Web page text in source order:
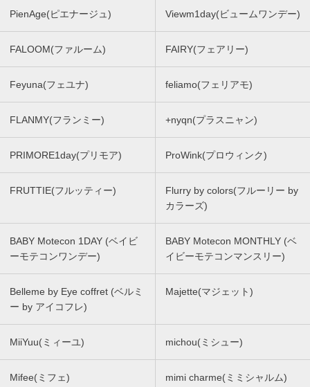
PienAge(ピエナージュ) Viewm1day(ビュームワンデー)
FALOOM(ファルーム) FAIRY(フェアリー)
Feyuna(フェユナ) feliamo(フェリアモ)
FLANMY(フランミー) +nyqn(プラスニャン)
PRIMORE1day(プリモア) ProWink(プロウィンク)
FRUTTIE(フルッティー)
Flurry by colors(フルーリー by
カラーズ)
BABY Motecon 1DAY (ベイビ
ーモテコンワンデー)
BABY Motecon MONTHLY (ベ
イビーモテコンマンスリー)
Belleme by Eye coffret (ベルミ
ー by アイコフレ)
Majette(マジェット)
MiiYuu(ミィーユ) michou(ミシュー)
Mifee(ミフェ) mimi charme(ミミシャルム)